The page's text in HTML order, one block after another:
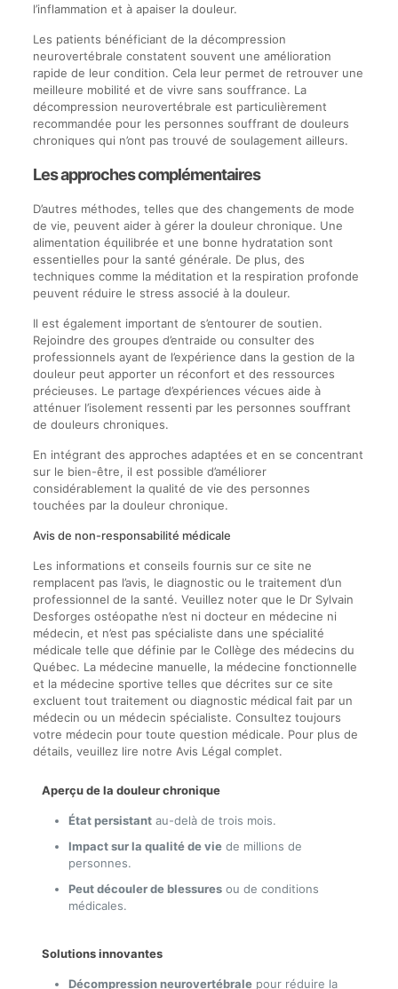
l’inflammation et à apaiser la douleur.
Les patients bénéficiant de la décompression
neurovertébrale constatent souvent une amélioration
rapide de leur condition. Cela leur permet de retrouver une
meilleure mobilité et de vivre sans souffrance. La
décompression neurovertébrale est particulièrement
recommandée pour les personnes souffrant de douleurs
chroniques qui n’ont pas trouvé de soulagement ailleurs.
Les approches complémentaires
D’autres méthodes, telles que des changements de mode
de vie, peuvent aider à gérer la douleur chronique. Une
alimentation équilibrée et une bonne hydratation sont
essentielles pour la santé générale. De plus, des
techniques comme la méditation et la respiration profonde
peuvent réduire le stress associé à la douleur.
Il est également important de s’entourer de soutien.
Rejoindre des groupes d’entraide ou consulter des
professionnels ayant de l’expérience dans la gestion de la
douleur peut apporter un réconfort et des ressources
précieuses. Le partage d’expériences vécues aide à
atténuer l’isolement ressenti par les personnes souffrant
de douleurs chroniques.
En intégrant des approches adaptées et en se concentrant
sur le bien-être, il est possible d’améliorer
considérablement la qualité de vie des personnes
touchées par la douleur chronique.
Avis de non-responsabilité médicale
Les informations et conseils fournis sur ce site ne
remplacent pas l’avis, le diagnostic ou le traitement d’un
professionnel de la santé. Veuillez noter que le Dr Sylvain
Desforges ostéopathe n’est ni docteur en médecine ni
médecin, et n’est pas spécialiste dans une spécialité
médicale telle que définie par le Collège des médecins du
Québec. La médecine manuelle, la médecine fonctionnelle
et la médecine sportive telles que décrites sur ce site
excluent tout traitement ou diagnostic médical fait par un
médecin ou un médecin spécialiste. Consultez toujours
votre médecin pour toute question médicale. Pour plus de
détails, veuillez lire notre Avis Légal complet.
Aperçu de la douleur chronique
État persistantau-delà de trois mois.
Impact sur la qualité de viede millions de
personnes.
Peut découler de blessuresou de conditions
médicales.
Solutions innovantes
Décompression neurovertébralepour réduire la